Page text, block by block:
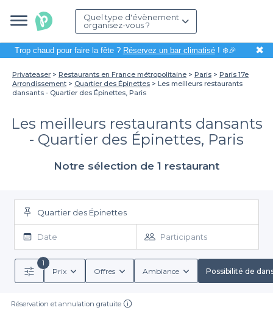
Quel type d'évènement
organisez-vous ?
Trop chaud pour faire la fête ? Réservez un bar climatisé! ❄️🎉 ✖
Privateaser Restaurants en France métropolitaine Paris
Paris 17e
Arrondissement
Quartier des Épinettes
Les meilleurs restaurants
dansants - Quartier des Épinettes, Paris
Les meilleurs restaurants dansants
- Quartier des Épinettes, Paris
Notre sélection de 1 restaurant
Quartier des Épinettes
Date Participants
1
Prix
Offres Ambiance Possibilité de
Réservation et annulation gratuite